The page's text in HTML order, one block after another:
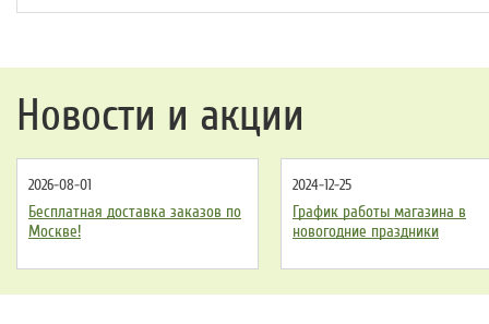
Новости и акции
2026-08-01
Бесплатная доставка заказов по
Москве!
2024-12-25
График работы магазина в
новогодние праздники